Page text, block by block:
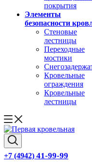
покрытия
Элементы
безопасности
Стеновые
лестницы
Переходные
мостики
Кровельные
ограждения
Кровельные
лестницы
+7 (4942) 41-99-99